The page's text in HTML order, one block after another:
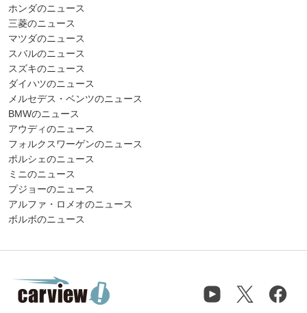
ホンダのニュース
三菱のニュース
マツダのニュース
スバルのニュース
スズキのニュース
ダイハツのニュース
メルセデス・ベンツのニュース
BMWのニュース
アウディのニュース
フォルクスワーゲンのニュース
ポルシェのニュース
ミニのニュース
プジョーのニュース
アルファ・ロメオのニュース
ボルボのニュース